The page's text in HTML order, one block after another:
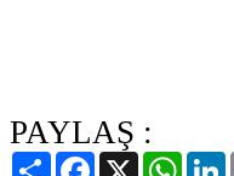
PAYLAŞ :
PaylaşFacebook
X